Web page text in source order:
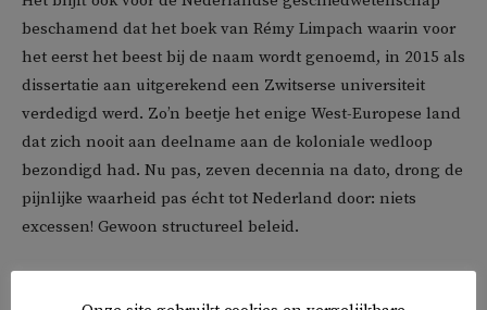
beschamend dat het boek van Rémy Limpach waarin voor
het eerst het beest bij de naam wordt genoemd, in 2015 als
dissertatie aan uitgerekend een Zwitserse universiteit
verdedigd werd. Zo’n beetje het enige West-Europese land
dat zich nooit aan deelname aan de koloniale wedloop
bezondigd had. Nu pas, zeven decennia na dato, drong de
pijnlijke waarheid pas écht tot Nederland door: niets
excessen! Gewoon structureel beleid.